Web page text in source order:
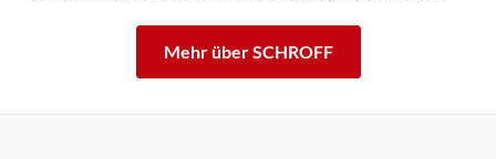
Mehr über SCHROFF